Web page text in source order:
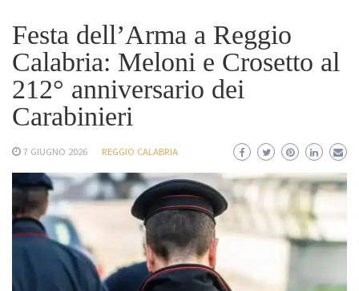
Festa dell’Arma a Reggio
Calabria: Meloni e Crosetto al
212° anniversario dei
Carabinieri
7 GIUGNO 2026 REGGIO CALABRIA